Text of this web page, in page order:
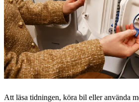
Att läsa tidningen, köra bil eller använda